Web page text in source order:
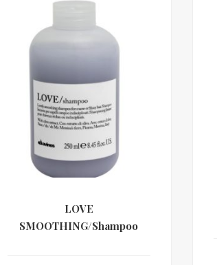
LOVE
SMOOTHING/Shampoo